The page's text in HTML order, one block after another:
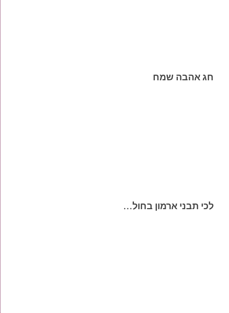
חג אהבה שמח
לכי תבני ארמון בחול…